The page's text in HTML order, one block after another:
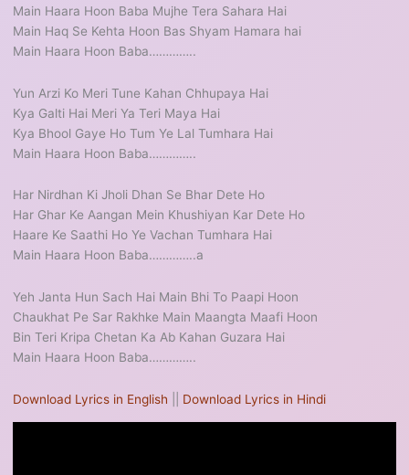
Main Haara Hoon Baba Mujhe Tera Sahara Hai
Main Haq Se Kehta Hoon Bas Shyam Hamara hai
Main Haara Hoon Baba…………..
Yun Arzi Ko Meri Tune Kahan Chhupaya Hai
Kya Galti Hai Meri Ya Teri Maya Hai
Kya Bhool Gaye Ho Tum Ye Lal Tumhara Hai
Main Haara Hoon Baba…………..
Har Nirdhan Ki Jholi Dhan Se Bhar Dete Ho
Har Ghar Ke Aangan Mein Khushiyan Kar Dete Ho
Haare Ke Saathi Ho Ye Vachan Tumhara Hai
Main Haara Hoon Baba…………..a
Yeh Janta Hun Sach Hai Main Bhi To Paapi Hoon
Chaukhat Pe Sar Rakhke Main Maangta Maafi Hoon
Bin Teri Kripa Chetan Ka Ab Kahan Guzara Hai
Main Haara Hoon Baba…………..
Download Lyrics in English Download Lyrics in Hindi